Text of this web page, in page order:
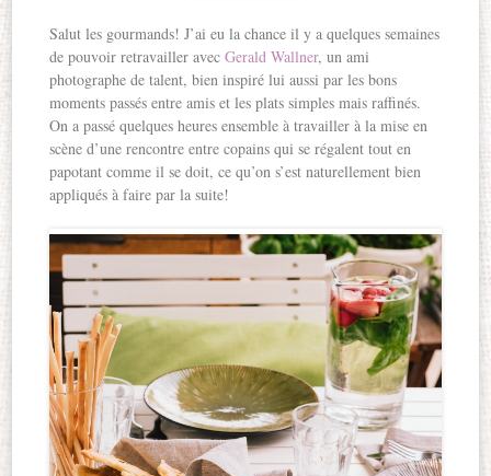
Salut les gourmands! J’ai eu la chance il y a quelques semaines
de pouvoir retravailler avecGerald Wallner, un ami
photographe de talent, bien inspiré lui aussi par les bons
moments passés entre amis et les plats simples mais raffinés.
On a passé quelques heures ensemble à travailler à la mise en
scène d’une rencontre entre copains qui se régalent tout en
papotant comme il se doit, ce qu’on s’est naturellement bien
appliqués à faire par la suite!